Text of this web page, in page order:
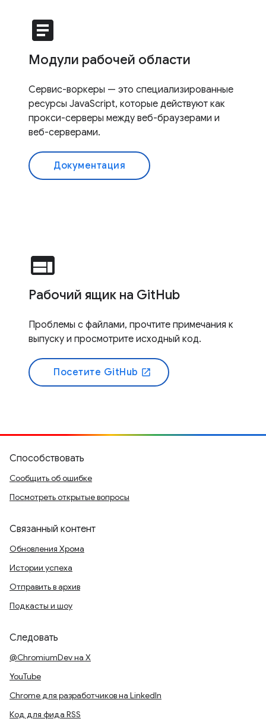
article
Модули рабочей области
Сервис-воркеры — это специализированные
ресурсы JavaScript, которые действуют как
прокси-серверы между веб-браузерами и
веб-серверами.
Документация
web
Рабочий ящик на GitHub
Проблемы с файлами, прочтите примечания к
выпуску и просмотрите исходный код.
Посетите GitHub open_in_new
Способствовать
Сообщить об ошибке
Посмотреть открытые вопросы
Связанный контент
Обновления Хрома
Истории успеха
Отправить в архив
Подкасты и шоу
Следовать
@ChromiumDev на X
YouTube
Chrome для разработчиков на LinkedIn
Код для фида RSS